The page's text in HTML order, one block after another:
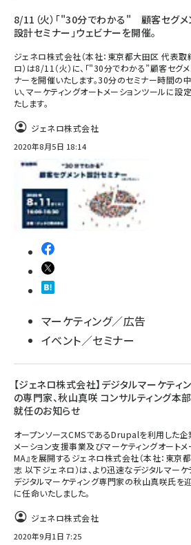
8/11（火）「"30分でわかる" 顧客セグメ
設計セミナー」ウェビナーを開催。
ジェネロ株式会社（本社：東京都大田区 代表
ロ）は8/11（火）に、「"30分でわかる”顧客セグ
ナーを開催いたします。30分のセミナー時間の
い、マーケティングオートメーションツールに設
たします。
ジェネロ株式会社
2020年8月5日 18:14
マーケティング／広告
イベント／セミナー
【ジェネロ株式会社】デジタルマーケティ
の専門家、秋山真咲 コンサルティング本
就任のお知らせ
オープンソースCMSであるDrupalを利用した企
メーション支援事業及びマーケティングオートメ
MA』を展開するジェネロ株式会社（本社：東京
志 以下ジェネロ）は、より迅速なデジタルマー
デジタルマーケティング専門家の秋山真咲氏を
に任命いたしました。
ジェネロ株式会社
2020年9月1日 7:25